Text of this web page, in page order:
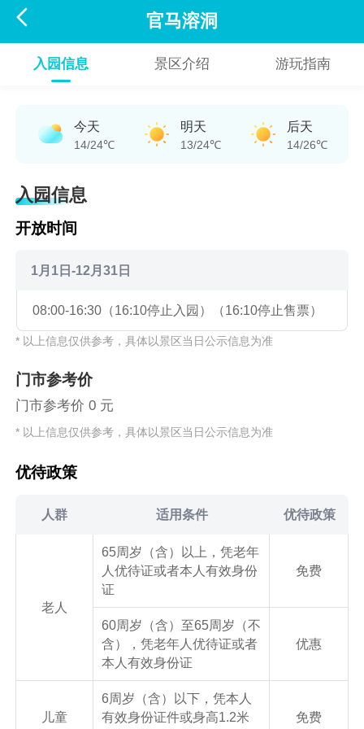
 官马溶洞
入园信息 景区介绍 游玩指南
今天
14/24℃
明天
13/24℃
后天
14/26℃
入园信息
开放时间
1月1日-12月31日
08:00-16:30（16:10停止入园）（16:10停止售票）
* 以上信息仅供参考，具体以景区当日公示信息为准
门市参考价
门市参考价 0 元
* 以上信息仅供参考，具体以景区当日公示信息为准
优待政策
人群 适用条件 优待政策
老人
65周岁（含）以上，凭老年
人优待证或者本人有效身份
证
免费
60周岁（含）至65周岁（不
含），凭老年人优待证或者
本人有效身份证
优惠
儿童
6周岁（含）以下，凭本人
有效身份证件或身高1.2米
免费